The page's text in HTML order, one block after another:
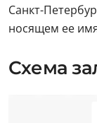
Санкт-
носящем ее
Схема